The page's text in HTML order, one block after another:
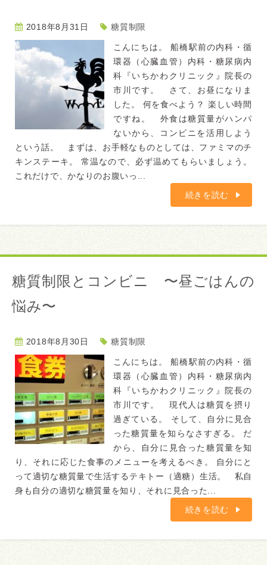
2018年8月31日 糖質制限
こんにちは。 船橋駅前の内科・循
環器（心臓血管）内科・糖尿病内
科『いちかわクリニック』院長の
市川です。 さて、お昼になりま
した。 何を食べよう？ 楽しい時間
ですね。 外食は糖質量がハンパ
ないから、コンビニを活用しよう
という話。 まずは、お手軽なものとしては、ファミマのチ
キンステーキ。 常温なので、必ず温めてもらいましょう。
これだけで、かなりのお腹いっ...
続きを読む
糖質制限とコンビニ 〜昼ごはんの
悩み〜
2018年8月30日 糖質制限
こんにちは。 船橋駅前の内科・循
環器（心臓血管）内科・糖尿病内
科『いちかわクリニック』院長の
市川です。 現代人は糖質を摂り
過ぎている。 そして、自分に見合
った糖質量を知らなさすぎる。 だ
から、自分に見合った糖質量を知
り、それに応じた食事のメニューを考えるべき。 自分にと
って適切な糖質量で生活するテキトー（適糖）生活。 私自
身も自分の適切な糖質量を知り、それに見合った...
続きを読む